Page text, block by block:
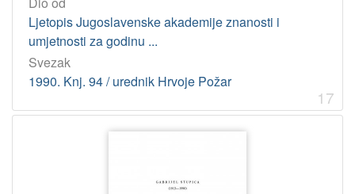
Ljetopis Jugoslavenske akademije znanosti i
umjetnosti za godinu ...
Svezak
1990. Knj. 94 / urednik Hrvoje Požar
17